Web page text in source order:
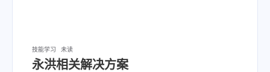
技能学习 未读
永洪相关解决方案